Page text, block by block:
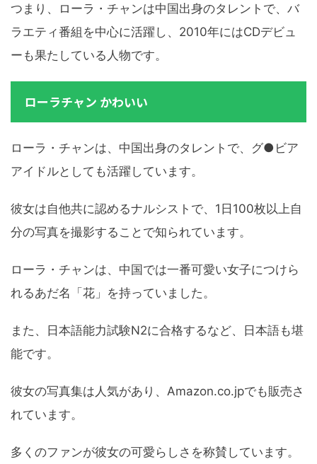
つまり、ローラ・チャンは中国出身のタレントで、バ
ラエティ番組を中心に活躍し、2010年にはCDデビュ
ーも果たしている人物です。
ローラチャン かわいい
ローラ・チャンは、中国出身のタレントで、グ●ビア
アイドルとしても活躍しています。
彼女は自他共に認めるナルシストで、1日100枚以上自
分の写真を撮影することで知られています。
ローラ・チャンは、中国では一番可愛い女子につけら
れるあだ名「花」を持っていました。
また、日本語能力試験N2に合格するなど、日本語も堪
能です。
彼女の写真集は人気があり、Amazon.co.jpでも販売さ
れています。
多くのファンが彼女の可愛らしさを称賛しています。